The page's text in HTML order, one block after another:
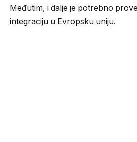
Međutim, i dalje je potrebno
integraciju u Evropsku uniju.